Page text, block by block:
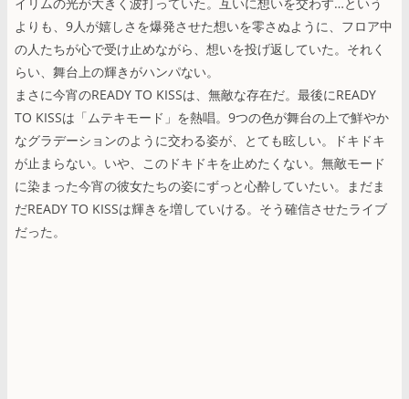
よりも、9人が嬉しさを爆発させた想いを零さぬように、フロア中
の人たちが心で受け止めながら、想いを投げ返していた。それく
らい、舞台上の輝きがハンパない。
まさに今宵のREADY TO KISSは、無敵な存在だ。最後にREADY
TO KISSは「ムテキモード」を熱唱。9つの色が舞台の上で鮮やか
なグラデーションのように交わる姿が、とても眩しい。ドキドキ
が止まらない。いや、このドキドキを止めたくない。無敵モード
に染まった今宵の彼女たちの姿にずっと心酔していたい。まだま
だREADY TO KISSは輝きを増していける。そう確信させたライブ
だった。